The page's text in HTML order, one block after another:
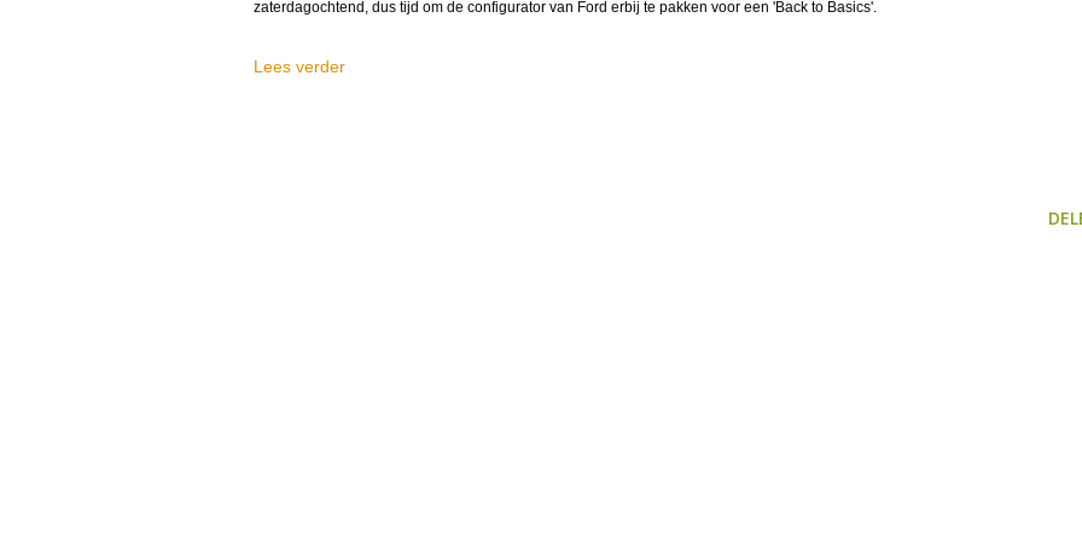
zaterdagochtend, dus tijd om de configurator van Ford erbij te pakken voor een 'Back to Basics'.
Lees verder